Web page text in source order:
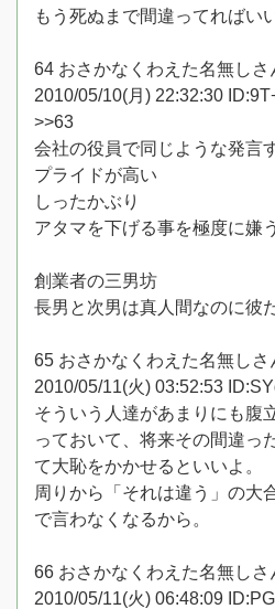
もう死ぬまで間違ってればい
64 おさかなくわえた名無しさ
2010/05/10(月) 22:32:30
>>63
会社の役員で同じような発言
プライドが高い
しったかぶり
アタマを下げる事を極度に嫌う
創業者の三男坊
長男と次男は真人間なのに彼
65 おさかなくわえた名無しさ
2010/05/11(火) 03:52:53
そういう人達があまりにも腹
っておいて、将来その間違っ
て大恥をかかせるといいよ。
周りから「それは違う」の大
で言わなくなるから。
66 おさかなくわえた名無しさ
2010/05/11(火) 06:48:09